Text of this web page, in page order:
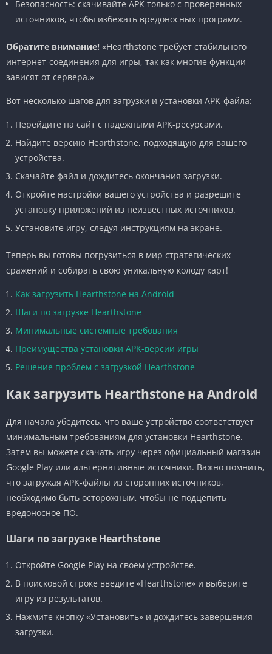
Безопасность: скачивайте APK только с проверенных
источников, чтобы избежать вредоносных программ.
Обратите внимание! «Hearthstone требует стабильного
интернет-соединения для игры, так как многие функции
зависят от сервера.»
Вот несколько шагов для загрузки и установки APK-файла:
Перейдите на сайт с надежными APK-ресурсами.
Найдите версию Hearthstone, подходящую для вашего
устройства.
Скачайте файл и дождитесь окончания загрузки.
Откройте настройки вашего устройства и разрешите
установку приложений из неизвестных источников.
Установите игру, следуя инструкциям на экране.
Теперь вы готовы погрузиться в мир стратегических
сражений и собирать свою уникальную колоду карт!
Как загрузить Hearthstone на Android
Шаги по загрузке Hearthstone
Минимальные системные требования
Преимущества установки APK-версии игры
Решение проблем с загрузкой Hearthstone
Как загрузить Hearthstone на Android
Для начала убедитесь, что ваше устройство соответствует
минимальным требованиям для установки Hearthstone.
Затем вы можете скачать игру через официальный магазин
Google Play или альтернативные источники. Важно помнить,
что загружая APK-файлы из сторонних источников,
необходимо быть осторожным, чтобы не подцепить
вредоносное ПО.
Шаги по загрузке Hearthstone
Откройте Google Play на своем устройстве.
В поисковой строке введите «Hearthstone» и выберите
игру из результатов.
Нажмите кнопку «Установить» и дождитесь завершения
загрузки.